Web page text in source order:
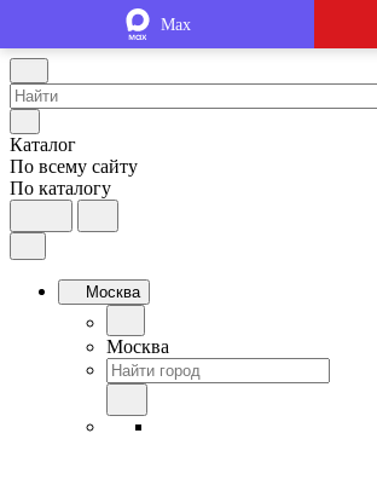
Каталог
По всему сайту
По каталогу
Москва
Москва
Max